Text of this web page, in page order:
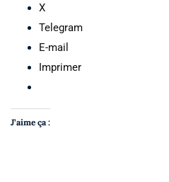
X
Telegram
E-mail
Imprimer
J’aime ça :